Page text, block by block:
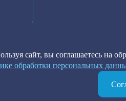
сайт, вы соглашаетесь на
обработки персональных
Я предоставляю
данных, а также
Политикой